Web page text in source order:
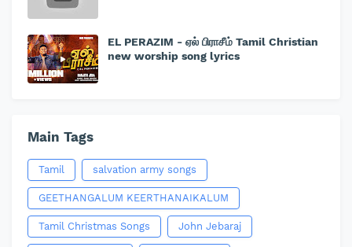
EL PERAZIM - ஏல் பிராசீம் Tamil Christian
new worship song lyrics
Main Tags
Tamil salvation army songs
GEETHANGALUM KEERTHANAIKALUM
Tamil Christmas Songs John Jebaraj